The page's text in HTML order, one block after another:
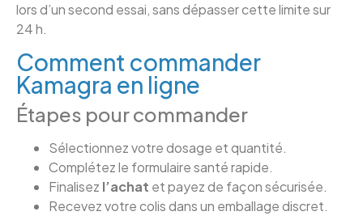
lors d’un second essai, sans dépasser cette limite sur
24 h.
Comment commander
Kamagra en ligne
Étapes pour commander
Sélectionnez votre dosage et quantité.
Complétez le formulaire santé rapide.
Finalisez l’achat et payez de façon sécurisée.
Recevez votre colis dans un emballage discret.